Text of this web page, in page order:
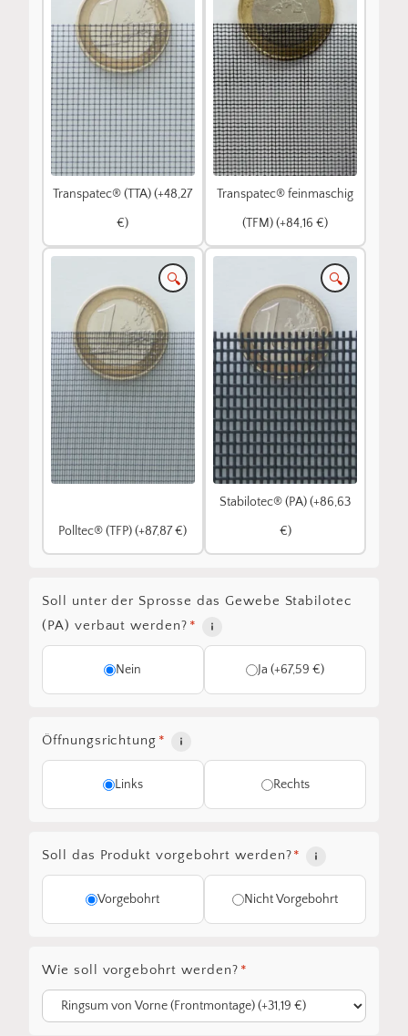
Transpatec® (TTA) (+48,27
€)
Transpatec® feinmaschig
(TFM) (+84,16 €)
🔍
Polltec® (TFP) (+87,87 €)
🔍
Stabilotec® (PA) (+86,63
€)
Soll unter der Sprosse das Gewebe Stabilotec
(PA) verbaut werden? *
Nein Ja (+67,59 €)
Öffnungsrichtung *
Links Rechts
Soll das Produkt vorgebohrt werden?*
Vorgebohrt Nicht Vorgebohrt
Wie soll vorgebohrt werden? *